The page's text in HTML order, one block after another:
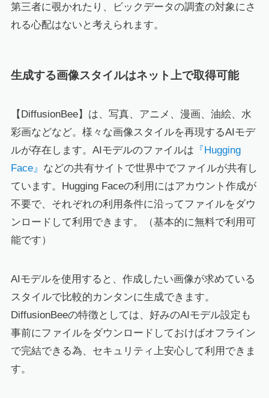
第三者に覗かれたり、ビックデータの調査の対象にさ
れる心配はないと考えられます。
生成する画像スタイルはネット上で取得可能
【DiffusionBee】は、写真、アニメ、漫画、油絵、水
彩画などなど。様々な画像スタイルを再現するAIモデ
ルが存在します。AIモデルのファイルは 『Hugging
Face』 などの共有サイトで世界中でファイルが共有し
ています。Hugging Faceの利用にはアカウント作成が
不要で、それぞれの利用条件に沿ってファイルをダウ
ンロードして利用できます。（基本的に無料で利用可
能です）
AIモデルを使用すると、作成したい画像が求めている
スタイルで比較的カンタンに生成できます。
DiffusionBeeの特徴としては、好みのAIモデル設定も
事前にファイルをダウンロードしておけばオフライン
で完結できる為、セキュリティ上安心して利用できま
す。